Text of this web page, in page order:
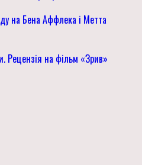
на Бена Аффлека і Метта
Рецензія на фільм «Зрив»